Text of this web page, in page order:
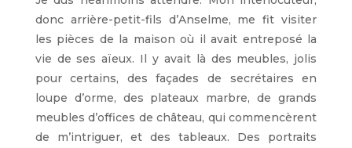
donc arrière-petit-fils d’Anselme, me fit visiter
les pièces de la maison où il avait entreposé la
vie de ses aïeux. Il y avait là des meubles, jolis
pour certains, des façades de secrétaires en
loupe d’orme, des plateaux marbre, de grands
meubles d’offices de château, qui commencèrent
de m’intriguer, et des tableaux. Des portraits